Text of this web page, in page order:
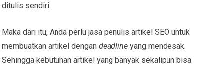
ditulis sendiri.
Maka dari itu, Anda perlu jasa penulis artikel SEO untuk
membuatkan artikel dengandeadline yang mendesak.
Sehingga kebutuhan artikel yang banyak sekalipun bisa